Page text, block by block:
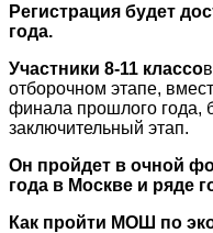
Регистрация будет
года.
Участники 8-11 классо
отборочном этапе,
финала прошлого года,
заключительный этап.
Он пройдет в очной
года в Москве и ряде
Как пройти МОШ по